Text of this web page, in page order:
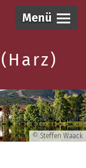
Menü
© Steffen Waack